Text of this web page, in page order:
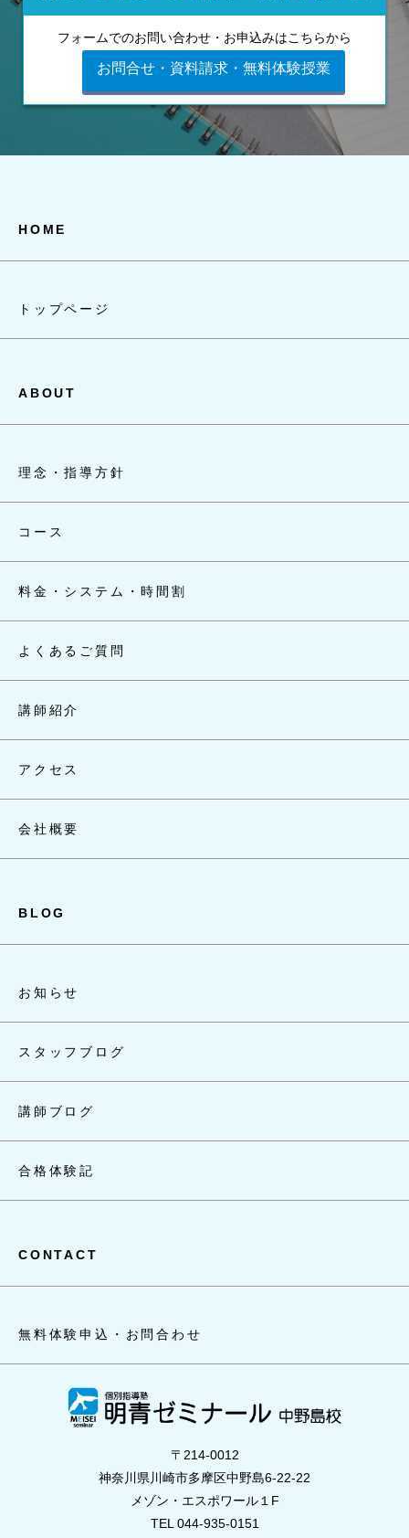
フォームでのお問い合わせ・お申込みはこちらから
お問合せ・資料請求・無料体験授業
HOME
トップページ
ABOUT
理念・指導方針
コース
料金・システム・時間割
よくあるご質問
講師紹介
アクセス
会社概要
BLOG
お知らせ
スタッフブログ
講師ブログ
合格体験記
CONTACT
無料体験申込・お問合わせ
〒214-0012
神奈川県川崎市多摩区中野島6-22-22
メゾン・エスポワール１F
TEL 044-935-0151